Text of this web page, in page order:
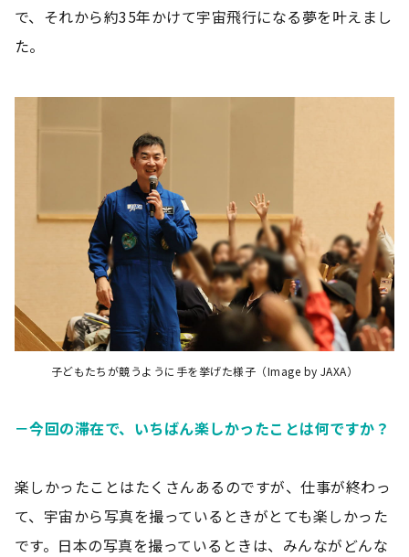
で、それから約35年かけて宇宙飛行になる夢を叶えまし
た。
子どもたちが競うように手を挙げた様子（Image by JAXA）
－今回の滞在で、いちばん楽しかったことは何ですか？
楽しかったことはたくさんあるのですが、仕事が終わっ
て、宇宙から写真を撮っているときがとても楽しかった
です。日本の写真を撮っているときは、みんながどんな